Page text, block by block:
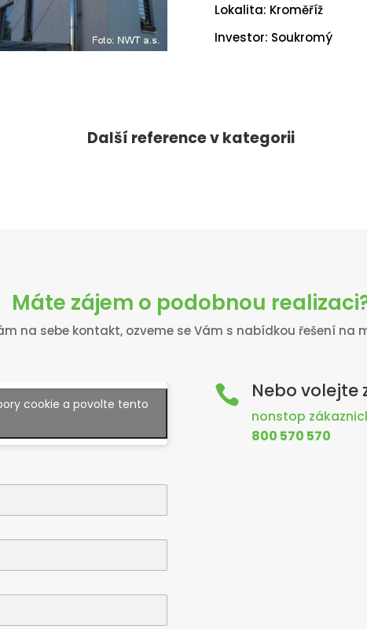
Lokalita: Kroměříž
Investor: Soukromý
Další reference v kategorii
Máte zájem o podobnou
na sebe kontakt, ozveme se Vám s nabídkou řešení na
cookie a povolte tento
 Nebo volejte
nonstop
800 570 570